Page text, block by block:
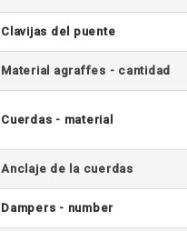
Clavijas del puente
Material agraffes - cantidad
Cuerdas - material
Anclaje de la cuerdas
Dampers - number